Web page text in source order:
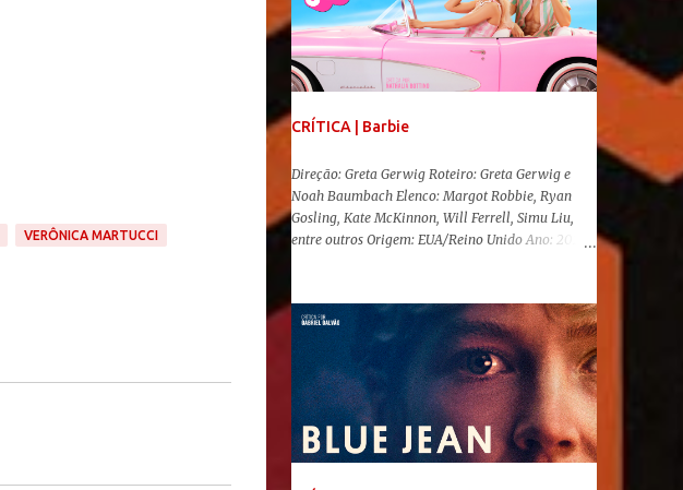
VERÔNICA MARTUCCI
CRÍTICA | Barbie
Direção: Greta Gerwig Roteiro: Greta Gerwig e
Noah Baumbach Elenco: Margot Robbie, Ryan
Gosling, Kate McKinnon, Will Ferrell, Simu Liu,
entre outros Origem: EUA/Reino Unido Ano: 2023
Barbie , o aguardado live-action da boneca mais
famosa do mundo, enfim, chegou aos cinemas. Em
meio a toda divulgação e o hype em torno de seu
lançamento, posso afirmar que o longa, dirigido
por Greta Gerwig ( Adoráveis Mulheres ) prometeu
tudo e entregou mais ainda, se provando o filme
do ano até aqui. Repleto de criatividade, humor e
sem medo de não se levar a sério, a produção